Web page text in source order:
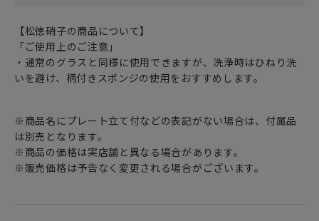
【松徳硝子の商品について】
「ご使用上のご注意」
・通常のグラスと同様に使用できますが、洗浄時はひねり洗
いを避け、柄付きスポンジの使用をおすすめします。
※商品名にプレート立て付などの表記がない場合は、付属品
は別売となります。
※商品の価格は実店舗と異なる場合があります。
※販売価格は予告なく変更される場合がございます。